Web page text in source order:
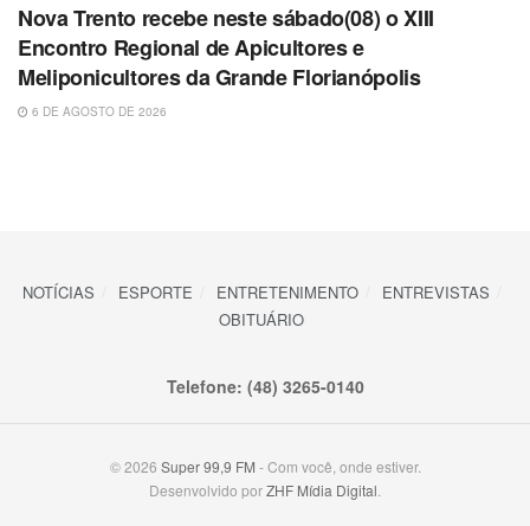
Nova Trento recebe neste sábado(08) o XIII
Encontro Regional de Apicultores e
Meliponicultores da Grande Florianópolis
6 DE AGOSTO DE 2026
NOTÍCIAS ESPORTE ENTRETENIMENTO
ENTREVISTAS
OBITUÁRIO
Telefone: (48) 3265-0140
© 2026 Super 99,9 FM - Com você, onde estiver.
Desenvolvido porZHF Mídia Digital